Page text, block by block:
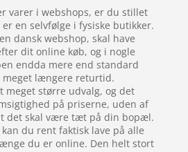
varer i webshops, er du stillet
en selvfølge i fysiske butikker.
dansk webshop, skal have
dit online køb, og i nogle
endda mere end standard
længere returtid.
meget større udvalg, og det
på priserne, uden af
det skal være tæt på din bopæl.
du rent faktisk lave på alle
du er online. Den helt stort